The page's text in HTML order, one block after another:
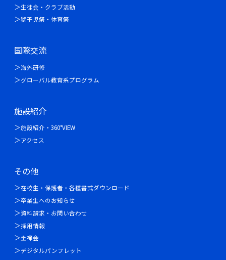
生徒会・クラブ活動
獅子児祭・体育祭
国際交流
海外研修
グローバル教育系プログラム
施設紹介
施設紹介・360°VIEW
アクセス
その他
在校生・保護者・各種書式ダウンロード
卒業生へのお知らせ
資料請求・お問い合わせ
採用情報
坐禅会
デジタルパンフレット